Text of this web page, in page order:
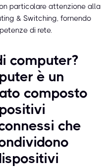
particolare attenzione alla
& Switching, fornendo
di rete.
computer?
è un
composto
che